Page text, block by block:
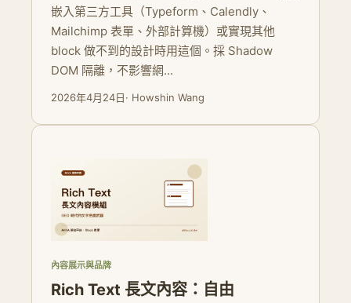
嵌入第三方工具（Typeform、Calendly、
Mailchimp 表單、外部計算機）或實現其他
block 做不到的設計時用這個。採 Shadow
DOM 隔離，不影響網...
2026年4月24日· Howshin Wang
內容展示與品牌
Rich Text 長文內容：自由